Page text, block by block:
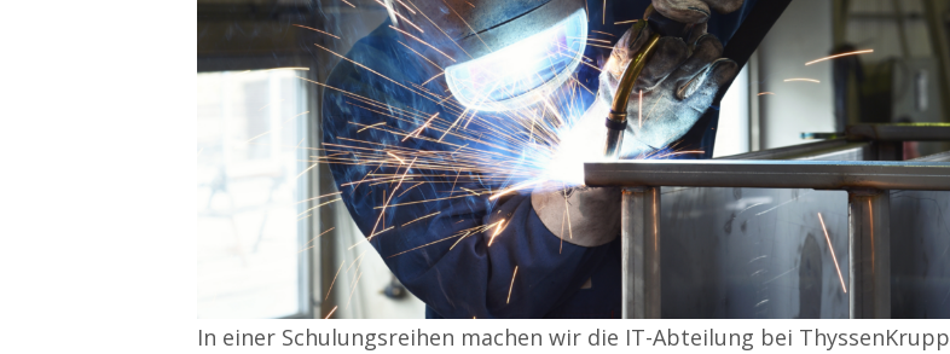
In einer Schulungsreihen machen wir die IT-Abteilung bei ThyssenKrupp